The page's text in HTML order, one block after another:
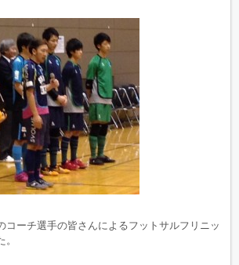
コーチ選手の皆さんによるフットサルフリニッ